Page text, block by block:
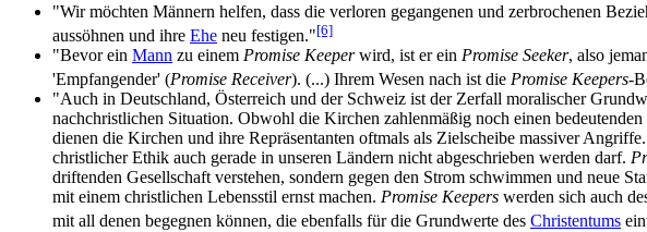
"Wir möchten Männern helfen, dass die verloren gegangenen und zerbrochenen
aussöhnen und ihre Ehe neu festigen."[6]
"Bevor ein Mann zu einem Promise Keeperwird, ist er ein Promise Seeker, also
'Empfangender' (Promise Receiver). (...) Ihrem Wesen nach ist die Promise Keepers-
"Auch in Deutschland, Österreich und der Schweiz ist der Zerfall moralischer
nach­christlichen Situation. Obwohl die Kirchen zahlenmäßig noch einen
dienen die Kirchen und ihre Repräsentanten oftmals als Zielscheibe massiver
christlicher Ethik auch gerade in unseren Ländern nicht abgeschrieben werden darf.
driftenden Gesellschaft verstehen, sondern gegen den Strom schwimmen und neue
mit einem christlichen Lebensstil ernst machen. Promise Keepers werden sich auch
mit all denen begegnen können, die ebenfalls für die Grundwerte des Christentums